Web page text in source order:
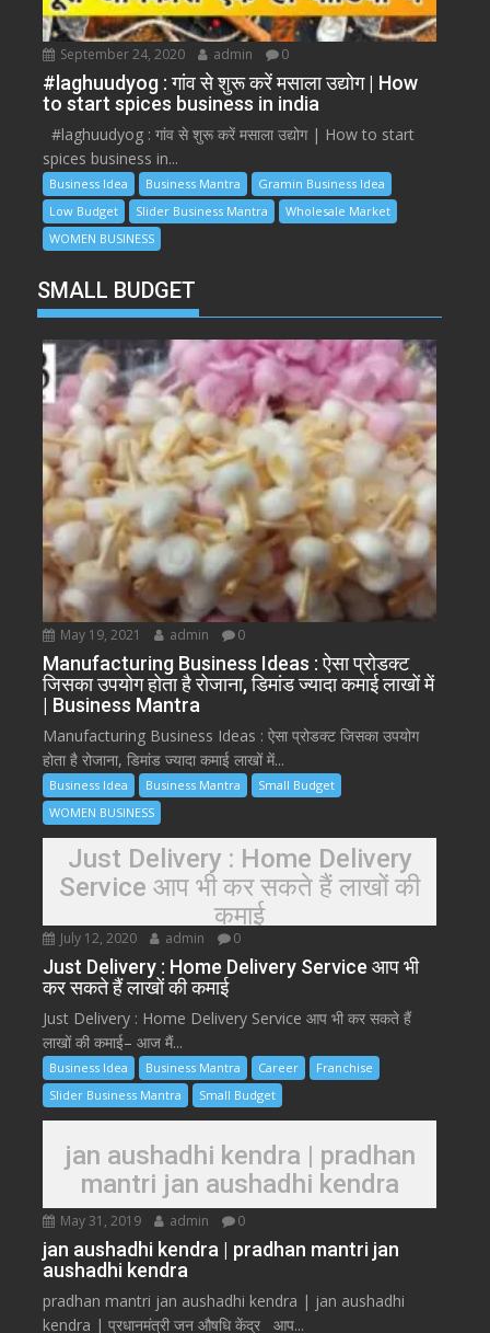
September 24, 2020 admin 0
#laghuudyog : गांव से शुरू करें मसाला उद्योग | How
to start spices business in india
#laghuudyog : गांव से शुरू करें मसाला उद्योग | How to start
spices business in...
Business Idea Business Mantra
Gramin Business Idea
Low Budget
Slider Business Mantra
Wholesale Market
WOMEN BUSINESS
SMALL BUDGET
May 19, 2021 admin 0
Manufacturing Business Ideas : ऐसा प्रोडक्ट
जिसका उपयोग होता है रोजाना, डिमांड ज्यादा कमाई लाखों में
| Business Mantra
Manufacturing Business Ideas : ऐसा प्रोडक्ट जिसका उपयोग
होता है रोजाना, डिमांड ज्यादा कमाई लाखों में...
Business Idea Business Mantra
Small Budget
WOMEN BUSINESS
Just Delivery : Home Delivery
Service आप भी कर सकते हैं लाखों की
कमाई
July 12, 2020 admin 0
Just Delivery : Home Delivery Service आप भी
कर सकते हैं लाखों की कमाई
Just Delivery : Home Delivery Service आप भी कर सकते हैं
लाखों की कमाई– आज मैं...
Business Idea Business Mantra Career
Franchise
Slider Business Mantra
Small Budget
jan aushadhi kendra | pradhan
mantri jan aushadhi kendra
May 31, 2019 admin 0
jan aushadhi kendra | pradhan mantri jan
aushadhi kendra
pradhan mantri jan aushadhi kendra | jan aushadhi
kendra | प्रधानमंत्री जन औषधि केंद्र आप...